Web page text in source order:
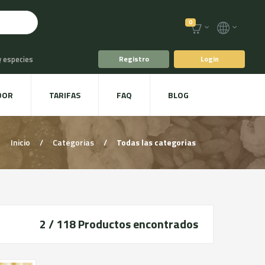
0
especies
y Setas
Registro Login
TARIFAS FAQ BLOG
Inicio / Categorias / Todas las categorias
2 / 118Productos encontrados